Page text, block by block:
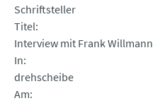
Schriftsteller
Titel
Interview mit Frank Willmann
In
drehscheibe
Am